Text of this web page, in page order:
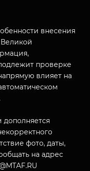
внесения
проверке
влияет на
дополняется
фото, даты,
на адрес